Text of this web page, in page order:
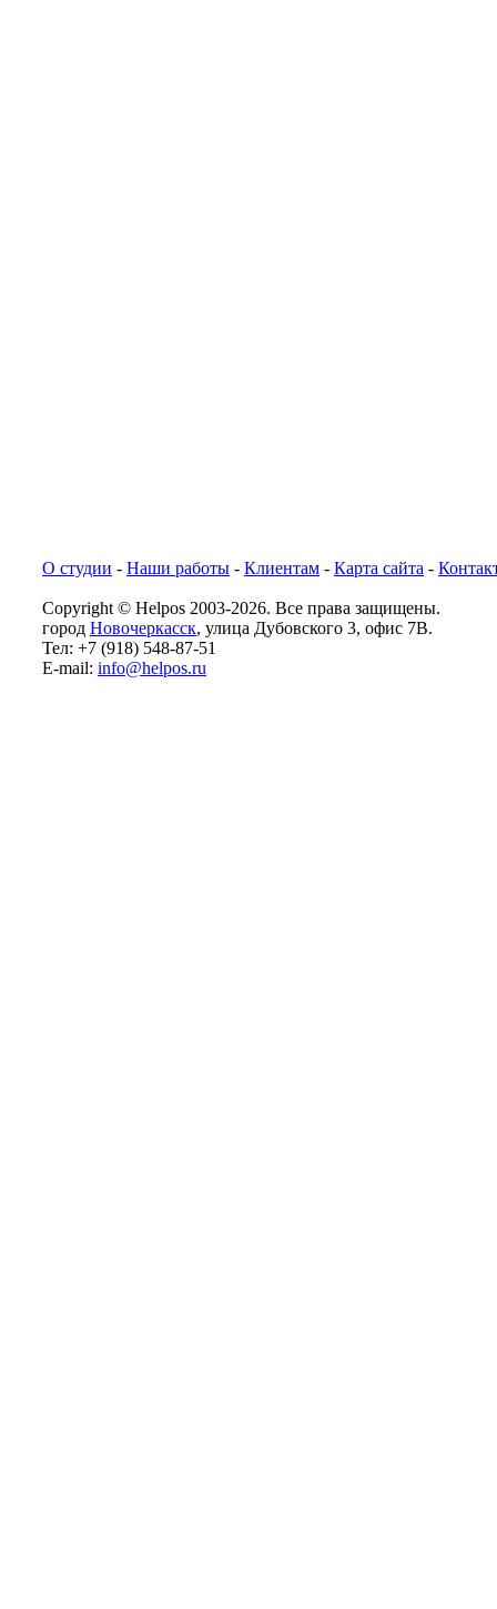
О студии - Наши работы - Клиентам - Карта сайта -
Copyright © Helpos 2003-2026. Все права защищены.
город Новочеркасск, улица Дубовского 3, офис 7В.
Тел: +7 (918) 548-87-51
E-mail: info@helpos.ru